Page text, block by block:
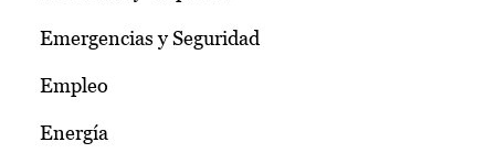
Emergencias y Seguridad
Empleo
Energía